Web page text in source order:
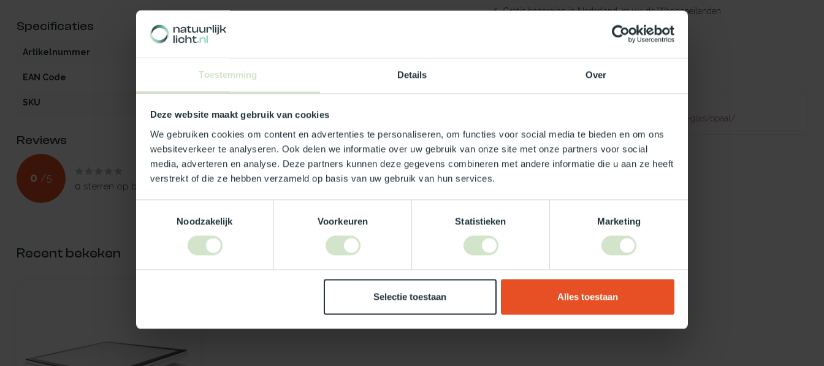
Toestemming Details Over
Deze website maakt gebruik van cookies
We gebruiken cookies om content en advertenties te personaliseren, om functies voor social media te bieden en om ons
websiteverkeer te analyseren. Ook delen we informatie over uw gebruik van onze site met onze partners voor social
media, adverteren en analyse. Deze partners kunnen deze gegevens combineren met andere informatie die u aan ze heeft
verstrekt of die ze hebben verzameld op basis van uw gebruik van hun services.
Noodzakelijk
Voorkeuren Statistieken Marketing
Selectie toestaan Alles toestaan
Specificaties
Artikelnummer
EAN Code 5412970873396
SKU
Reviews
0 /5
0 sterren op basis van
Je beoordeling toevoegen
Gratis bezorging in Nederland, m.u.v. de Waddeneilanden
Maak jouw bestelling compleet!
https://www.natuurlijklicht.nl/platdakramen/type-glas/opaal/
Recent bekeken